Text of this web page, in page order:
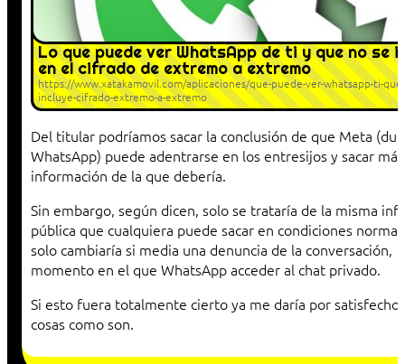
Lo que puede ver WhatsApp de ti y que no se
en el cifrado de extremo a extremo
https://www.xatakamovil.com/aplicaciones/que-puede-ver-whatsapp-ti-
incluye-cifrado-extremo-a-extremo
Del titular podríamos sacar la conclusión de que Meta
WhatsApp) puede adentrarse en los entresijos y sacar más
información de la que debería.
Sin embargo, según dicen, solo se trataría de la misma
pública que cualquiera puede sacar en condiciones
solo cambiaría si media una denuncia de la conversación,
momento en el que WhatsApp acceder al chat privado.
Si esto fuera totalmente cierto ya me daría por
cosas como son.